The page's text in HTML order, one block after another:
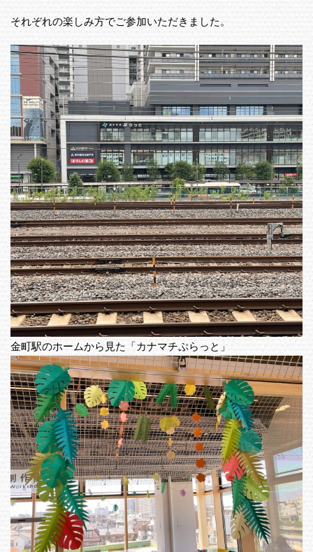
それぞれの楽しみ方でご参加いただきました。
金町駅のホームから見た「カナマチぷらっと」